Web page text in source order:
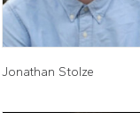
Jonathan Stolze